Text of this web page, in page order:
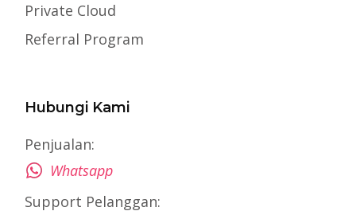
Private Cloud
Referral Program
Hubungi Kami
Penjualan:
Whatsapp
Support Pelanggan: